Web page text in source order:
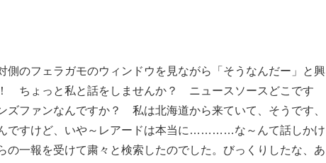
のフェラガモのウィンドウを見ながら「そうなんだー」と興
ちょっと私と話をしませんか？ ニュースソースどこです
ファンなんですか？ 私は北海道から来ていて、そうです、
ですけど、いや～レアードは本当に…………な～んて話しかけ
の一報を受けて粛々と検索したのでした。びっくりしたな、あ